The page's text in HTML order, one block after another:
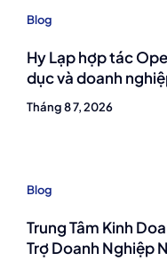
Blog
Hy Lạp hợp tác
dục và doanh
Tháng 8 7, 2026
Blog
Trung Tâm Kinh
Trợ Doanh Nghiệp